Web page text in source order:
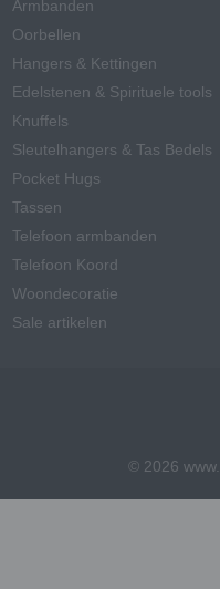
Armbanden
Oorbellen
Hangers & Kettingen
Edelstenen & Spirituele tools
Knuffels
Sleutelhangers & Tas Bedels
Pocket Hugs
Tassen
Telefoon armbanden
Telefoon Koord
Woondecoratie
Sale artikelen
© 2026